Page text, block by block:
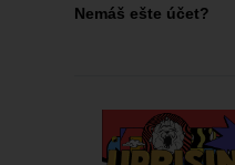
Nemáš ešte účet?